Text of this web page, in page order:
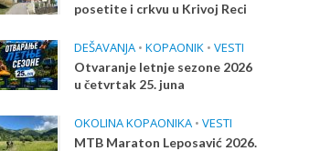
posetite i crkvu u Krivoj Reci
DEŠAVANJA • KOPAONIK • VESTI
Otvaranje letnje sezone 2026
u četvrtak 25. juna
OKOLINA KOPAONIKA • VESTI
MTB Maraton Leposavić 2026.